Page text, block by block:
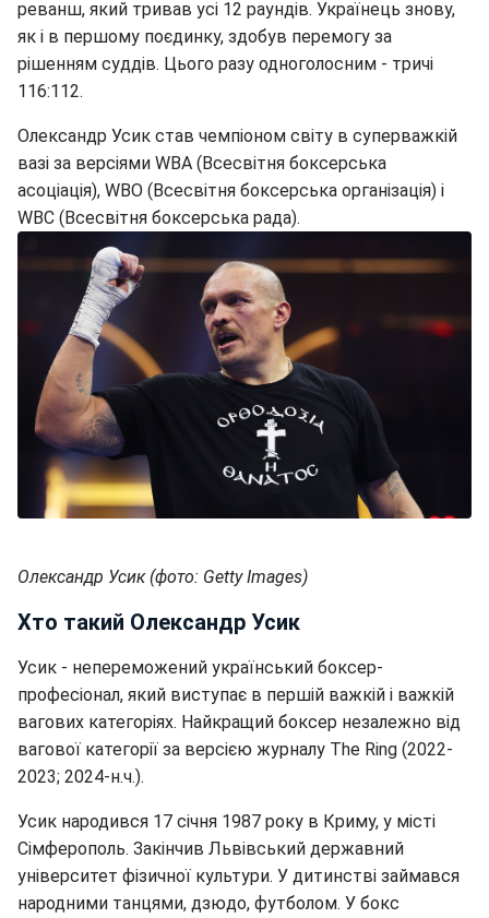
реванш, який тривав усі 12 раундів. Українець знову,
як і в першому поєдинку, здобув перемогу за
рішенням суддів. Цього разу одноголосним - тричі
116:112.
Олександр Усик став чемпіоном світу в суперважкій
вазі за версіями WBA (Всесвітня боксерська
асоціація), WBO (Всесвітня боксерська організація) і
WBC (Всесвітня боксерська рада).
Олександр Усик (фото: Getty Images)
Хто такий Олександр Усик
Усик - непереможений український боксер-
професіонал, який виступає в першій важкій і важкій
вагових категоріях. Найкращий боксер незалежно від
вагової категорії за версією журналу The Ring (2022-
2023; 2024-н.ч.).
Усик народився 17 січня 1987 року в Криму, у місті
Сімферополь. Закінчив Львівський державний
університет фізичної культури. У дитинстві займався
народними танцями, дзюдо, футболом. У бокс